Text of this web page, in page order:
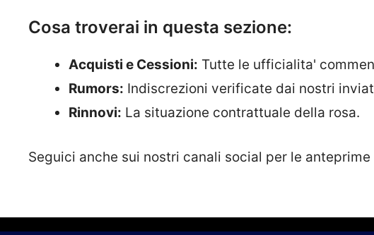
Cosa troverai in questa sezione:
Acquisti e Cessioni: Tutte le ufficialita'
Rumors: Indiscrezioni verificate dai nostri
Rinnovi: La situazione contrattuale della rosa.
Seguici anche sui nostri canali social per le